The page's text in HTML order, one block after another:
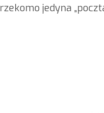
jedyna